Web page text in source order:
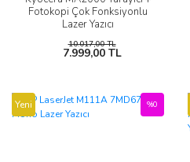
Fotokopi Çok Fonksiyonlu
Lazer Yazıcı
10.017,00 TL
7.999,00 TL
Yeni %0